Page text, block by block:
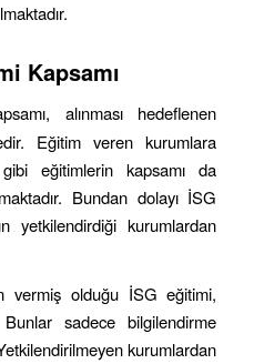
Kapsamı
alınması hedeflenen
Eğitim veren kurumlara
eğitimlerin kapsamı da
Bundan dolayı İSG
yetkilendirdiği kurumlardan
vermiş olduğu İSG eğitimi,
sadece bilgilendirme
kurumlardan